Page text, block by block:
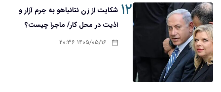
۱۲ شکایت از زن نتانیاهو به جرم آزار و
اذیت در محل کار/ ماجرا چیست؟
۱۴۰۵/۰۵/۱۶ ۲۰:۳۶